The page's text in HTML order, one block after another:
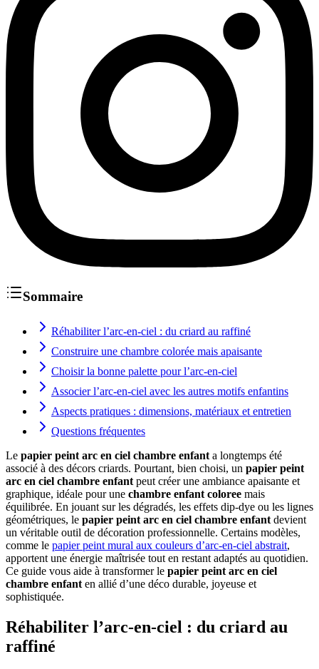
Sommaire
Réhabiliter l’arc-en-ciel : du criard au raffiné
Construire une chambre colorée mais apaisante
Choisir la bonne palette pour l’arc-en-ciel
Associer l’arc-en-ciel avec les autres motifs enfantins
Aspects pratiques : dimensions, matériaux et entretien
Questions fréquentes
Le papier peint arc en ciel chambre enfant a longtemps été
associé à des décors criards. Pourtant, bien choisi, un papier peint
arc en ciel chambre enfant peut créer une ambiance apaisante et
graphique, idéale pour une chambre enfant coloree mais
équilibrée. En jouant sur les dégradés, les effets dip-dye ou les lignes
géométriques, le papier peint arc en ciel chambre enfant devient
un véritable outil de décoration professionnelle. Certains modèles,
comme le papier peint mural aux couleurs d’arc-en-ciel abstrait,
apportent une énergie maîtrisée tout en restant adaptés au quotidien.
Ce guide vous aide à transformer le papier peint arc en ciel
chambre enfant en allié d’une déco durable, joyeuse et
sophistiquée.
Réhabiliter l’arc-en-ciel : du criard au
raffiné